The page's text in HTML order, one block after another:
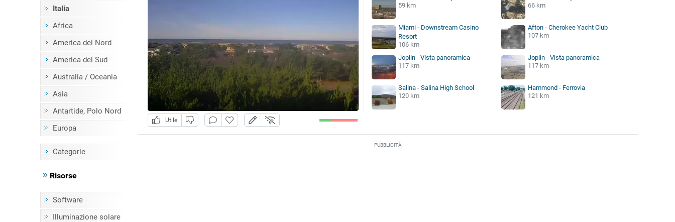
Italia
Africa
America del Nord
America del Sud
Australia / Oceania
Asia
Antartide, Polo Nord
Europa
Categorie
Risorse
Software
Illuminazione solare
Utile
59 km
66 km
Miami - Downstream Casino
Resort
106 km
Afton - Cherokee Yacht Club
107 km
Joplin - Vista panoramica
117 km
Joplin - Vista panoramica
117 km
Salina - Salina High School
120 km
Hammond - Ferrovia
121 km
PUBBLICITÀ